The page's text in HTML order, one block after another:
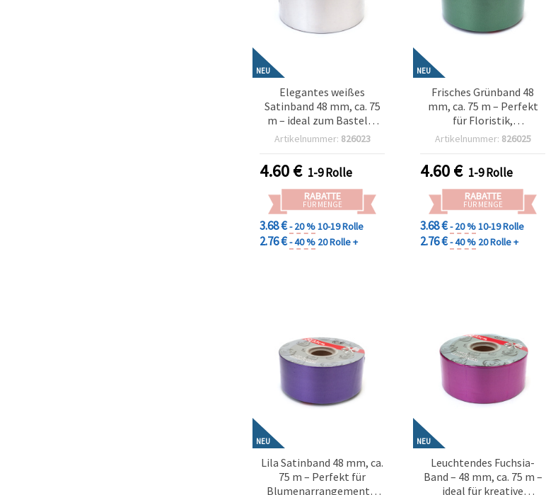
NEU
Elegantes weißes
Satinband 48 mm, ca. 75
m – ideal zum Basteln,
für
Geschenkverpackung &
kreative Dekorationen
Artikelnummer: 826023
4.60€ 1-9 Rolle
RABATTE
FÜR MENGE
3.68 €- 20 %10-19 Rolle
2.76 €- 40 % 20 Rolle +
NEU
Frisches Grünband 48
mm, ca. 75 m – Perfekt
für Floristik,
Geschenkverpackung und
Dekorationen
Artikelnummer: 826025
4.60€ 1-9 Rolle
RABATTE
FÜR MENGE
3.68 €- 20 %10-19 Rolle
2.76 €- 40 % 20 Rolle +
NEU
Lila Satinband 48 mm, ca.
75 m – Perfekt für
Blumenarrangements,
NEU
Leuchtendes Fuchsia-
Band – 48 mm, ca. 75 m –
ideal für kreative